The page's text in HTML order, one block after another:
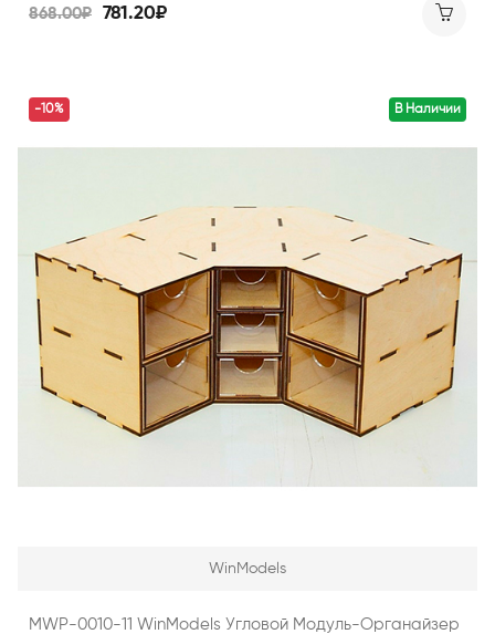
868.00₽ 781.20₽
В Наличии
-10%
WinModels
MWP-0010-11 WinModels Угловой Модуль-Органайзер